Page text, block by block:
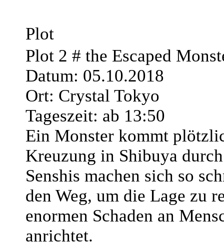
Plot
Plot 2 # the Escaped
Datum: 05.10.2018
Ort: Crystal Tokyo
Tageszeit: ab 13:50
Ein Monster kommt
Kreuzung in Shibuya
Senshis machen sich so
den Weg, um die Lage zu
enormen Schaden an
anrichtet.